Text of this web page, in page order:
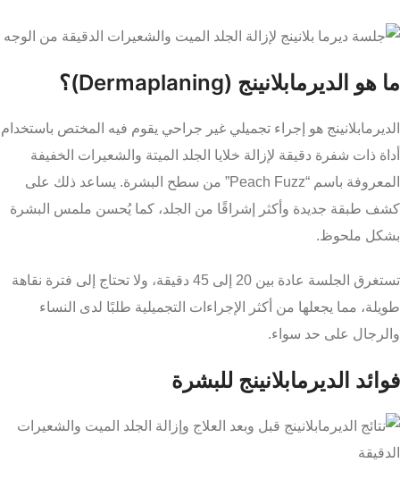
ما هو الديرمابلانينج (Dermaplaning)؟
الديرمابلانينج هو إجراء تجميلي غير جراحي يقوم فيه المختص باستخدام
أداة ذات شفرة دقيقة لإزالة خلايا الجلد الميتة والشعيرات الخفيفة
المعروفة باسم “Peach Fuzz” من سطح البشرة. يساعد ذلك على
كشف طبقة جديدة وأكثر إشراقًا من الجلد، كما يُحسن ملمس البشرة
بشكل ملحوظ.
تستغرق الجلسة عادة بين 20 إلى 45 دقيقة، ولا تحتاج إلى فترة نقاهة
طويلة، مما يجعلها من أكثر الإجراءات التجميلية طلبًا لدى النساء
والرجال على حد سواء.
فوائد الديرمابلانينج للبشرة